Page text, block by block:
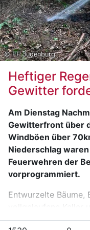
Sachdienliche
Murau, Tel. Nr.:
© FF Judenburg
Heftiger
Gewitter
Am Dienstag
Gewitterfront über
Windböen über
Niederschlag
Feuerwehren der
vorprogrammiert.
Entwurzelte Bäume,
vollgelaufene
nur einige Angaben